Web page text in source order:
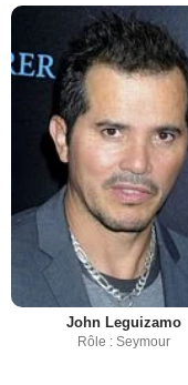
John Leguizamo
Rôle : Seymour